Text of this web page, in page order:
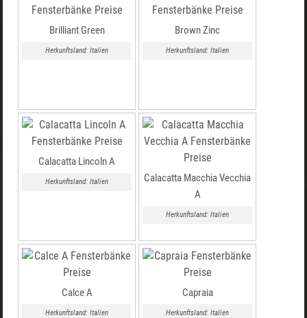
Brilliant Green
Herkunftsland: Italien
Brown Zinc
Herkunftsland: Italien
Calacatta Lincoln A
Herkunftsland: Italien
Calacatta Macchia Vecchia
A
Herkunftsland: Italien
Calce A
Herkunftsland: Italien
Capraia
Herkunftsland: Italien